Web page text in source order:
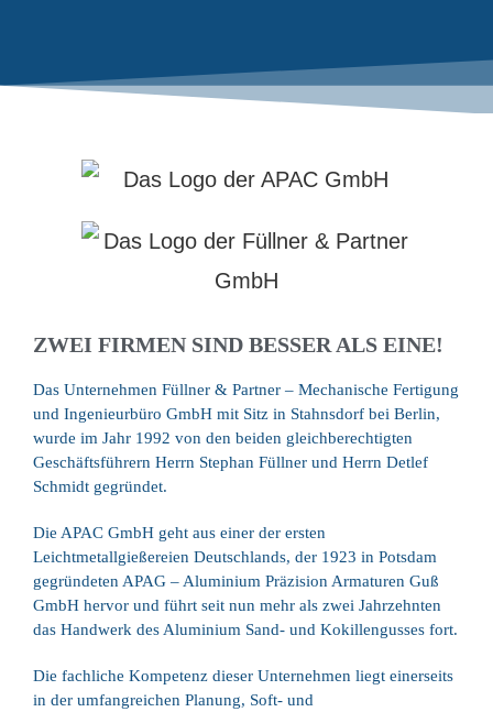
WILLKOMMEN
APAC Aluminiumgießerei GmbH und Füllner &
Partner GmbH
ZWEI FIRMEN SIND BESSER ALS EINE!
Das Unternehmen Füllner & Partner – Mechanische Fertigung
und Ingenieurbüro GmbH mit Sitz in Stahnsdorf bei Berlin,
wurde im Jahr 1992 von den beiden gleichberechtigten
Geschäftsführern Herrn Stephan Füllner und Herrn Detlef
Schmidt gegründet.
Die APAC GmbH geht aus einer der ersten
Leichtmetallgießereien Deutschlands, der 1923 in Potsdam
gegründeten APAG – Aluminium Präzision Armaturen Guß
GmbH hervor und führt seit nun mehr als zwei Jahrzehnten
das Handwerk des Aluminium Sand- und Kokillengusses fort.
Die fachliche Kompetenz dieser Unternehmen liegt einerseits
in der umfangreichen Planung, Soft- und